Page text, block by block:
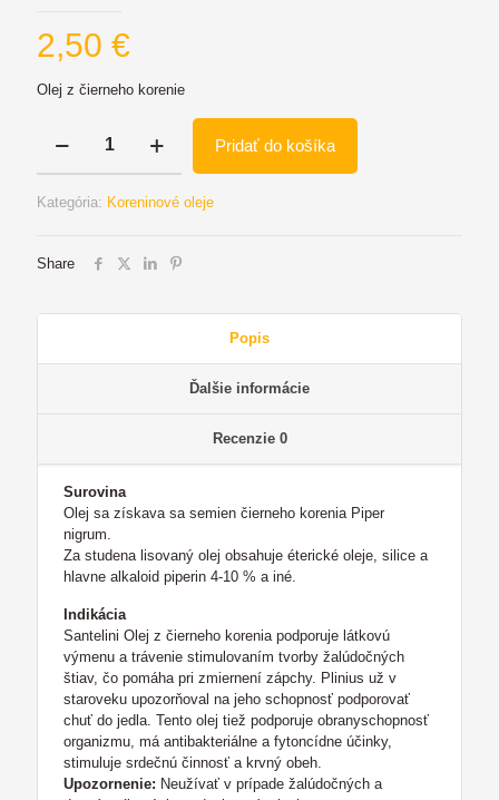
2,50 €
Olej z čierneho korenie
Santelini
Olej
čierneho
30ml
Pridať do košíka
Kategória: Koreninové oleje
Share
Popis
Ďalšie informácie
Recenzie 0
Surovina
Olej sa získava sa semien čierneho korenia Piper
nigrum.
Za studena lisovaný olej obsahuje éterické oleje, silice a
hlavne alkaloid piperin 4-10 % a iné.
Indikácia
Santelini Olej z čierneho korenia podporuje látkovú
výmenu a trávenie stimulovaním tvorby žalúdočných
štiav, čo pomáha pri zmiernení zápchy. Plinius už v
staroveku upozorňoval na jeho schopnosť podporovať
chuť do jedla. Tento olej tiež podporuje obranyschopnosť
organizmu, má antibakteriálne a fytoncídne účinky,
stimuluje srdečnú činnosť a krvný obeh.
Upozornenie: Neužívať v prípade žalúdočných a